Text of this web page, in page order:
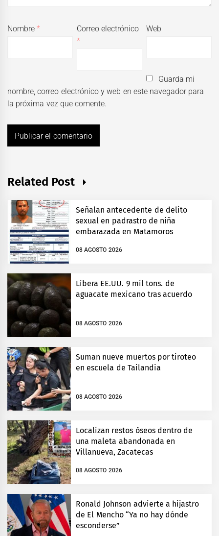
Nombre*
Correo electrónico
*
Web
Guarda mi
nombre, correo electrónico y web en este navegador para
la próxima vez que comente.
Related Post
Señalan antecedente de delito
sexual en padrastro de niña
embarazada en Matamoros
08 AGOSTO 2026
Libera EE.UU. 9 mil tons. de
aguacate mexicano tras acuerdo
08 AGOSTO 2026
Suman nueve muertos por tiroteo
en escuela de Tailandia
08 AGOSTO 2026
Localizan restos óseos dentro de
una maleta abandonada en
Villanueva, Zacatecas
08 AGOSTO 2026
Ronald Johnson advierte a hijastro
de El Mencho “Ya no hay dónde
esconderse”